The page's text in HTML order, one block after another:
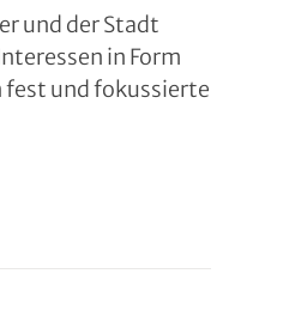
und der Stadt
in Form
und fokussierte